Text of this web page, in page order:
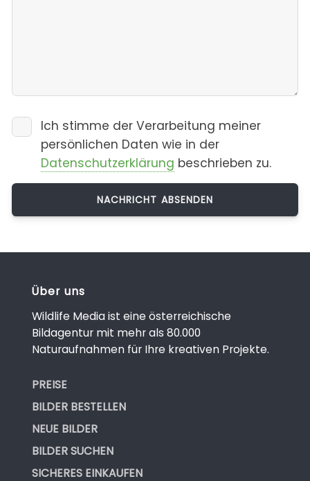
Ich stimme der Verarbeitung meiner
persönlichen Daten wie in der
Datenschutzerklärung beschrieben zu.
Über uns
Wildlife Media ist eine österreichische
Bildagentur mit mehr als 80.000
Naturaufnahmen für Ihre kreativen Projekte.
PREISE
BILDER BESTELLEN
NEUE BILDER
BILDER SUCHEN
SICHERES EINKAUFEN